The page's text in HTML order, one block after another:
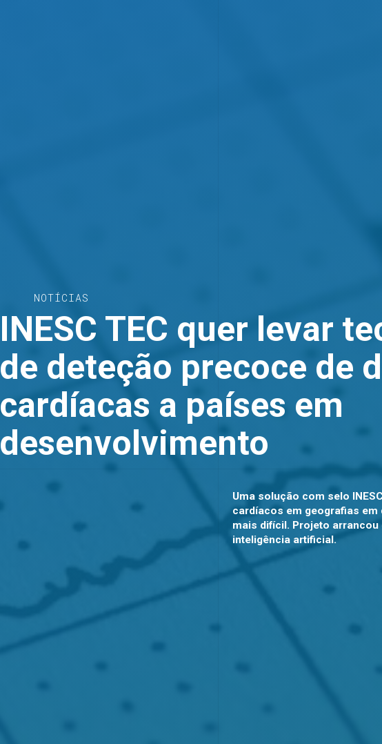
NOTÍCIAS
INESC TEC quer levar
de deteção precoce de
cardíacas a países em
desenvolvimento
Uma solução com selo
cardíacos em geografias
mais difícil. Projeto
inteligência artificial.